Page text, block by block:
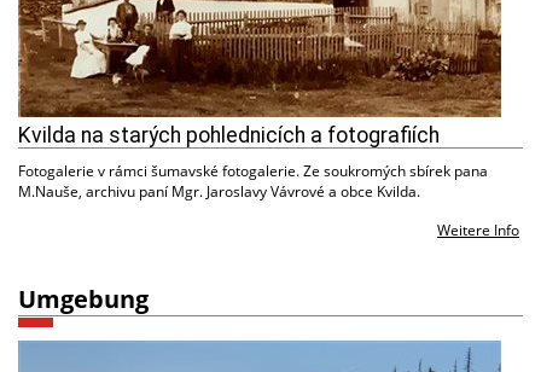
Kvilda na starých pohlednicích a fotografiích
Fotogalerie v rámci šumavské fotogalerie. Ze soukromých sbírek pana
M.Nauše, archivu paní Mgr. Jaroslavy Vávrové a obce Kvilda.
Weitere Info
Umgebung